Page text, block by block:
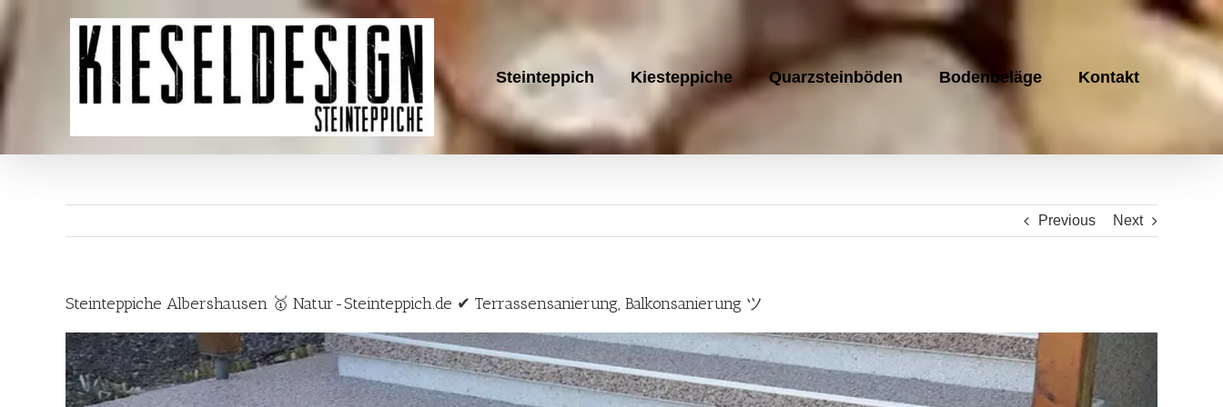
Steinteppich Kiesteppiche Quarzsteinböden Bodenbeläge Kontakt
Previous Next
Steinteppiche Albershausen 🥇 Natur-Steinteppich.de ✔ Terrassensanierung, Balkonsanierung ツ